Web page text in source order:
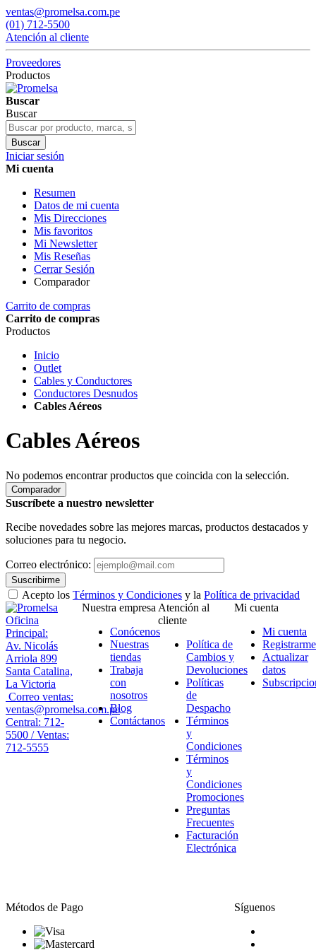
ventas@promelsa.com.pe
(01) 712-5500
Atención al cliente
Proveedores
Productos
Buscar
Buscar
Buscar
Iniciar sesión
Mi cuenta
Resumen
Datos de mi cuenta
Mis Direcciones
Mis favoritos
Mi Newsletter
Mis Reseñas
Cerrar Sesión
Comparador
Carrito de compras
Carrito de compras
Productos
Inicio
Outlet
Cables y Conductores
Conductores Desnudos
Cables Aéreos
Cables Aéreos
No podemos encontrar productos que coincida con la selección.
Comparador
Suscríbete a nuestro newsletter
Recibe novedades sobre las mejores marcas, productos destacados y
soluciones para tu negocio.
Correo electrónico:
Suscribirme
Acepto los Términos y Condiciones y la Política de privacidad
Oficina
Principal:
Av. Nicolás
Arriola 899
Santa Catalina,
La Victoria
Correo ventas:
ventas@promelsa.com.pe
Central: 712-
5500 / Ventas:
712-5555
Nuestra empresa
Conócenos
Nuestras
tiendas
Trabaja
con
nosotros
Blog
Contáctanos
Atención al
cliente
Política de
Cambios y
Devoluciones
Políticas
de
Despacho
Términos
y
Condiciones
Términos
y
Condiciones
Promociones
Preguntas
Frecuentes
Facturación
Electrónica
Mi cuenta
Mi cuenta
Registrarme
Actualizar
datos
Métodos de Pago Síguenos